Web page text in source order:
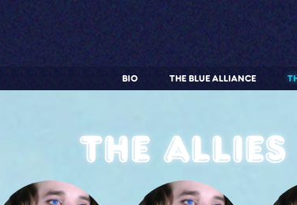
THE BLUE ALLIANCE
BIO
The allies